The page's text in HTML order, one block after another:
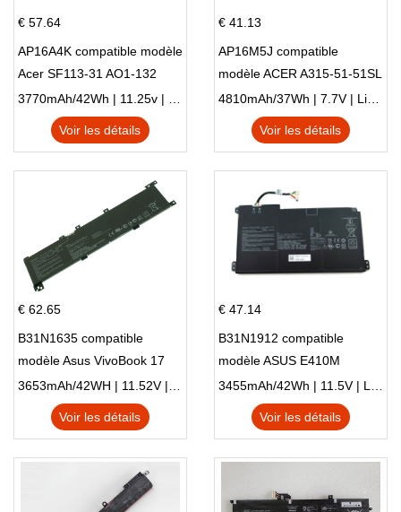
€ 57.64
AP16A4K compatible modèle
Acer SF113-31 AO1-132
NE132
3770mAh/42Wh | 11.25v | Li-ion ...
Voir les détails
€ 41.13
AP16M5J compatible
modèle ACER A315-51-51SL
N17Q1 SERIES
4810mAh/37Wh | 7.7V | Li-ion ...
Voir les détails
€ 62.65
B31N1635 compatible
modèle Asus VivoBook 17
X705NC X705UA X705UV
X705UN X705UD
3653mAh/42WH | 11.52V | Li-ion ...
Voir les détails
€ 47.14
B31N1912 compatible
modèle ASUS E410M
E410MA L410MA
3455mAh/42Wh | 11.5V | Li-ion ...
Voir les détails